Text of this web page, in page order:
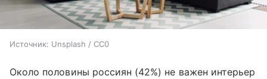
Источник: Unsplash / CC0
Около половины россиян (42%) не важен интерьер